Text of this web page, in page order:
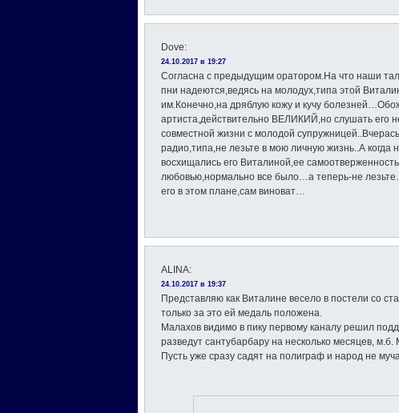
Dove:
24.10.2017 в 19:27
Согласна с предыдущим оратором.На что наши
пни надеются,ведясь на молодух,типа этой
им.Конечно,на дряблую кожу и кучу
артиста,действительно ВЕЛИКИЙ,но слушать его
совместной жизни с молодой
радио,типа,не лезьте в мою личную жизнь..А когда
восхищались его Виталиной,ее
любовью,нормально все было…а теперь-не
его в этом плане,сам виноват…
ALINA:
24.10.2017 в 19:37
Представляю как Виталине весело в постели со
только за это ей медаль положена.
Малахов видимо в пику первому каналу решил
разведут сантубарбару на несколько месяцев, м.б.
Пусть уже сразу садят на полиграф и народ не